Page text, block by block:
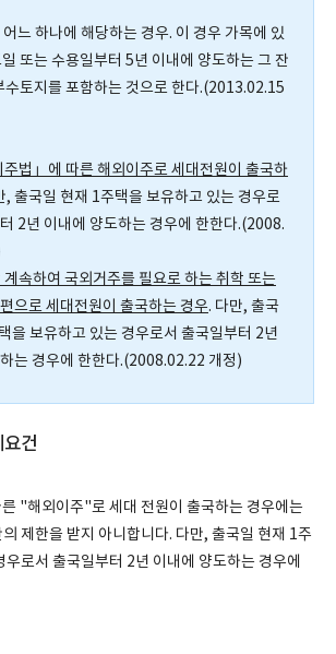
느 하나에 해당하는 경우. 이 경우 가목에 있
또는 수용일부터 5년 이내에 양도하는 그 잔
수토지를 포함하는 것으로 한다.(2013.02.15
주법」에 따른 해외이주로 세대전원이 출국하
, 출국일 현재 1주택을 보유하고 있는 경우로
2년 이내에 양도하는 경우에 한한다.(2008.
계속하여 국외거주를 필요로 하는 취학 또는
으로 세대전원이 출국하는 경우. 다만, 출국
을 보유하고 있는 경우로서 출국일부터 2년
는 경우에 한한다.(2008.02.22 개정)
건
른 "해외이주"로 세대 전원이 출국하는 경우에는
제한을 받지 아니합니다. 다만, 출국일 현재 1주
우로서 출국일부터 2년 이내에 양도하는 경우에